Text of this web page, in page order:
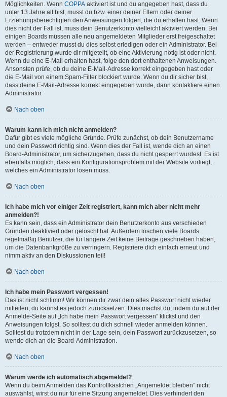
Möglichkeiten. Wenn COPPA aktiviert ist und du angegeben hast, dass du
unter 13 Jahre alt bist, musst du bzw. einer deiner Eltern oder deiner
Erziehungsberechtigten den Anweisungen folgen, die du erhalten hast. Wenn
dies nicht der Fall ist, muss dein Benutzerkonto vielleicht aktiviert werden. Bei
einigen Boards müssen alle neu angemeldeten Mitglieder erst freigeschaltet
werden – entweder musst du dies selbst erledigen oder ein Administrator. Bei
der Registrierung wurde dir mitgeteilt, ob eine Aktivierung nötig ist oder nicht.
Wenn du eine E-Mail erhalten hast, folge den dort enthaltenen Anweisungen.
Ansonsten prüfe, ob du deine E-Mail-Adresse korrekt eingegeben hast oder
die E-Mail von einem Spam-Filter blockiert wurde. Wenn du dir sicher bist,
dass deine E-Mail-Adresse korrekt eingegeben wurde, dann kontaktiere einen
Administrator.
Nach oben
Warum kann ich mich nicht anmelden?
Dafür gibt es viele mögliche Gründe. Prüfe zunächst, ob dein Benutzername
und dein Passwort richtig sind. Wenn dies der Fall ist, wende dich an einen
Board-Administrator, um sicherzugehen, dass du nicht gesperrt wurdest. Es ist
ebenfalls möglich, dass ein Konfigurationsproblem mit der Website vorliegt,
welches ein Administrator lösen muss.
Nach oben
Ich habe mich vor einiger Zeit registriert, kann mich aber nicht mehr
anmelden?!
Es kann sein, dass ein Administrator dein Benutzerkonto aus verschieden
Gründen deaktiviert oder gelöscht hat. Außerdem löschen viele Boards
regelmäßig Benutzer, die für längere Zeit keine Beiträge geschrieben haben,
um die Datenbankgröße zu verringern. Registriere dich einfach erneut und
nimm aktiv an den Diskussionen teil!
Nach oben
Ich habe mein Passwort vergessen!
Das ist nicht schlimm! Wir können dir zwar dein altes Passwort nicht wieder
mitteilen, du kannst es jedoch zurücksetzen. Dies machst du, indem du auf der
Anmelde-Seite auf „Ich habe mein Passwort vergessen“ klickst und den
Anweisungen folgst. So solltest du dich schnell wieder anmelden können.
Solltest du trotzdem nicht in der Lage sein, dein Passwort zurückzusetzen, so
wende dich an die Board-Administration.
Nach oben
Warum werde ich automatisch abgemeldet?
Wenn du beim Anmelden das Kontrollkästchen „Angemeldet bleiben“ nicht
auswählst, wirst du nur für eine Sitzung angemeldet. Dies verhindert den